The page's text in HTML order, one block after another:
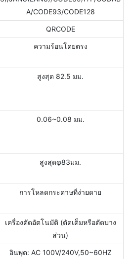
A/CODE93/CODE128
QRCODE
ความร้อนโดยตรง
สูงสุด 82.5 มม.
0.06~0.08 มม.
สูงสุดφ83มม.
การโหลดกระดาษที่ง่ายดาย
เครื่องตัดอัตโนมัติ (ตัดเต็มหรือตัดบาง
ส่วน)
อินพุต: AC 100V/240V,50~60HZ